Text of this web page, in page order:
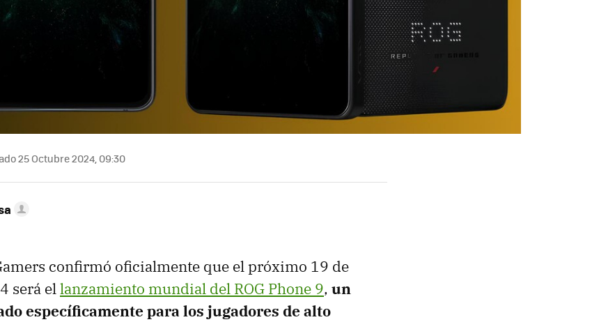
25 Octubre 2024, 09:30
confirmó oficialmente que el próximo 19 de
será ellanzamiento mundial del ROG Phone 9, un
específicamente para los jugadores de alto